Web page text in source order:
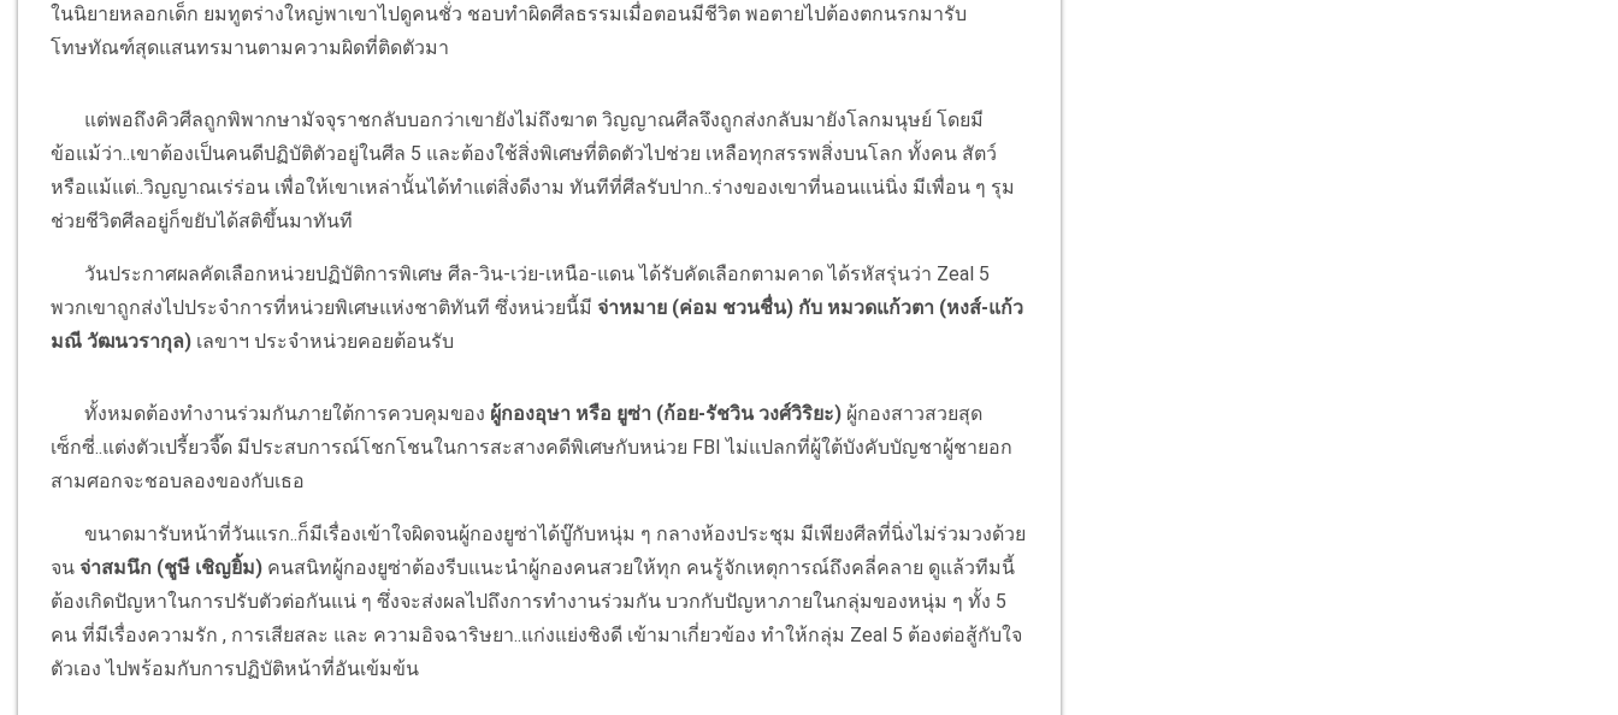
ในนิยายหลอกเด็ก ยมทูตร่างใหญ่พาเขาไปดูคนชั่ว ชอบทำผิดศีลธรรมเมื่อตอนมีชีวิต พอตายไปต้องตกนรกมารับ
โทษทัณฑ์สุดแสนทรมานตามความผิดที่ติดตัวมา
แต่พอถึงคิวศีลถูกพิพากษามัจจุราชกลับบอกว่าเขายังไม่ถึงฆาต วิญญาณศีลจึงถูกส่งกลับมายังโลกมนุษย์ โดยมี
ข้อแม้ว่า..เขาต้องเป็นคนดีปฏิบัติตัวอยู่ในศีล 5 และต้องใช้สิ่งพิเศษที่ติดตัวไปช่วย เหลือทุกสรรพสิ่งบนโลก ทั้งคน สัตว์
หรือแม้แต่..วิญญาณเร่ร่อน เพื่อให้เขาเหล่านั้นได้ทำแต่สิ่งดีงาม ทันทีที่ศีลรับปาก..ร่างของเขาที่นอนแน่นิ่ง มีเพื่อน ๆ รุม
ช่วยชีวิตศีลอยู่ก็ขยับได้สติขึ้นมาทันที
วันประกาศผลคัดเลือกหน่วยปฏิบัติการพิเศษ ศีล-วิน-เว่ย-เหนือ-แดน ได้รับคัดเลือกตามคาด ได้รหัสรุ่นว่า Zeal 5
พวกเขาถูกส่งไปประจำการที่หน่วยพิเศษแห่งชาติทันที ซึ่งหน่วยนี้มีจ่าหมาย (ค่อม ชวนชื่น) กับ หมวดแก้วตา (หงส์-แก้ว
มณี วัฒนวรากุล) เลขาฯ ประจำหน่วยคอยต้อนรับ
ทั้งหมดต้องทำงานร่วมกันภายใต้การควบคุมของ ผู้กองอุษา หรือ ยูซ่า (ก้อย-รัชวิน วงศ์วิริยะ) ผู้กองสาวสวยสุด
เซ็กซี่..แต่งตัวเปรี้ยวจี๊ด มีประสบการณ์โชกโชนในการสะสางคดีพิเศษกับหน่วย FBI ไม่แปลกที่ผู้ใต้บังคับบัญชาผู้ชายอก
สามศอกจะชอบลองของกับเธอ
ขนาดมารับหน้าที่วันแรก..ก็มีเรื่องเข้าใจผิดจนผู้กองยูซ่าได้บู๊กับหนุ่ม ๆ กลางห้องประชุม มีเพียงศีลที่นิ่งไม่ร่วมวงด้วย
จนจ่าสมนึก (ชูษี เชิญยิ้ม) คนสนิทผู้กองยูซ่าต้องรีบแนะนำผู้กองคนสวยให้ทุก คนรู้จักเหตุการณ์ถึงคลี่คลาย ดูแล้วทีมนี้
ต้องเกิดปัญหาในการปรับตัวต่อกันแน่ ๆ ซึ่งจะส่งผลไปถึงการทำงานร่วมกัน บวกกับปัญหาภายในกลุ่มของหนุ่ม ๆ ทั้ง 5
คน ที่มีเรื่องความรัก , การเสียสละ และ ความอิจฉาริษยา..แก่งแย่งชิงดี เข้ามาเกี่ยวข้อง ทำให้กลุ่ม Zeal 5 ต้องต่อสู้กับใจ
ตัวเอง ไปพร้อมกับการปฏิบัติหน้าที่อันเข้มข้น